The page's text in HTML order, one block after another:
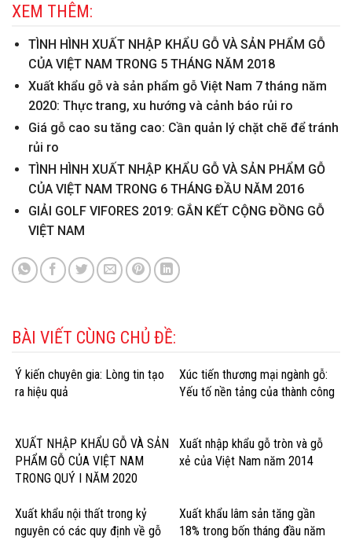
XEM THÊM:
TÌNH HÌNH XUẤT NHẬP KHẨU GỖ VÀ SẢN PHẨM GỖ
CỦA VIỆT NAM TRONG 5 THÁNG NĂM 2018
Xuất khẩu gỗ và sản phẩm gỗ Việt Nam 7 tháng năm
2020: Thực trang, xu hướng và cảnh báo rủi ro
Giá gỗ cao su tăng cao: Cần quản lý chặt chẽ để tránh
rủi ro
TÌNH HÌNH XUẤT NHẬP KHẨU GỖ VÀ SẢN PHẨM GỖ
CỦA VIỆT NAM TRONG 6 THÁNG ĐẦU NĂM 2016
GIẢI GOLF VIFORES 2019: GẮN KẾT CỘNG ĐỒNG GỖ
VIỆT NAM
BÀI VIẾT CÙNG CHỦ ĐỀ:
Ý kiến chuyên gia: Lòng tin tạo
ra hiệu quả
Xúc tiến thương mại ngành gỗ:
Yếu tố nền tảng của thành công
XUẤT NHẬP KHẨU GỖ VÀ SẢN
PHẨM GỖ CỦA VIỆT NAM
TRONG QUÝ I NĂM 2020
Xuất nhập khẩu gỗ tròn và gỗ
xẻ của Việt Nam năm 2014
Xuất khẩu nội thất trong kỷ
nguyên có các quy định về gỗ
Xuất khẩu lâm sản tăng gần
18% trong bốn tháng đầu năm